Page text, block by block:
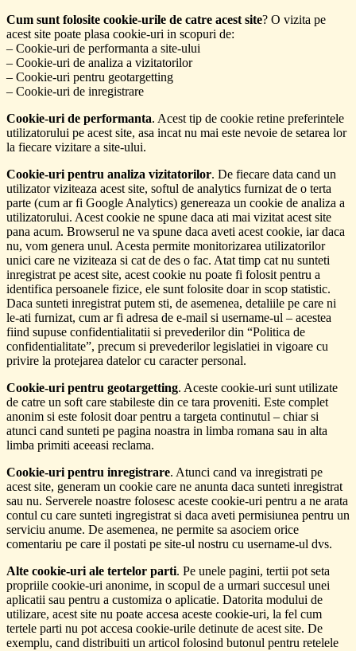
Cum sunt folosite cookie-urile de catre acest site? O vizita pe
acest site poate plasa cookie-uri in scopuri de:
– Cookie-uri de performanta a site-ului
– Cookie-uri de analiza a vizitatorilor
– Cookie-uri pentru geotargetting
– Cookie-uri de inregistrare
Cookie-uri de performanta. Acest tip de cookie retine preferintele
utilizatorului pe acest site, asa incat nu mai este nevoie de setarea lor
la fiecare vizitare a site-ului.
Cookie-uri pentru analiza vizitatorilor. De fiecare data cand un
utilizator viziteaza acest site, softul de analytics furnizat de o terta
parte (cum ar fi Google Analytics) genereaza un cookie de analiza a
utilizatorului. Acest cookie ne spune daca ati mai vizitat acest site
pana acum. Browserul ne va spune daca aveti acest cookie, iar daca
nu, vom genera unul. Acesta permite monitorizarea utilizatorilor
unici care ne viziteaza si cat de des o fac. Atat timp cat nu sunteti
inregistrat pe acest site, acest cookie nu poate fi folosit pentru a
identifica persoanele fizice, ele sunt folosite doar in scop statistic.
Daca sunteti inregistrat putem sti, de asemenea, detaliile pe care ni
le-ati furnizat, cum ar fi adresa de e-mail si username-ul – acestea
fiind supuse confidentialitatii si prevederilor din “Politica de
confidentialitate”, precum si prevederilor legislatiei in vigoare cu
privire la protejarea datelor cu caracter personal.
Cookie-uri pentru geotargetting. Aceste cookie-uri sunt utilizate
de catre un soft care stabileste din ce tara proveniti. Este complet
anonim si este folosit doar pentru a targeta continutul – chiar si
atunci cand sunteti pe pagina noastra in limba romana sau in alta
limba primiti aceeasi reclama.
Cookie-uri pentru inregistrare. Atunci cand va inregistrati pe
acest site, generam un cookie care ne anunta daca sunteti inregistrat
sau nu. Serverele noastre folosesc aceste cookie-uri pentru a ne arata
contul cu care sunteti ingregistrat si daca aveti permisiunea pentru un
serviciu anume. De asemenea, ne permite sa asociem orice
comentariu pe care il postati pe site-ul nostru cu username-ul dvs.
Alte cookie-uri ale tertelor parti. Pe unele pagini, tertii pot seta
propriile cookie-uri anonime, in scopul de a urmari succesul unei
aplicatii sau pentru a customiza o aplicatie. Datorita modului de
utilizare, acest site nu poate accesa aceste cookie-uri, la fel cum
tertele parti nu pot accesa cookie-urile detinute de acest site. De
exemplu, cand distribuiti un articol folosind butonul pentru retelele